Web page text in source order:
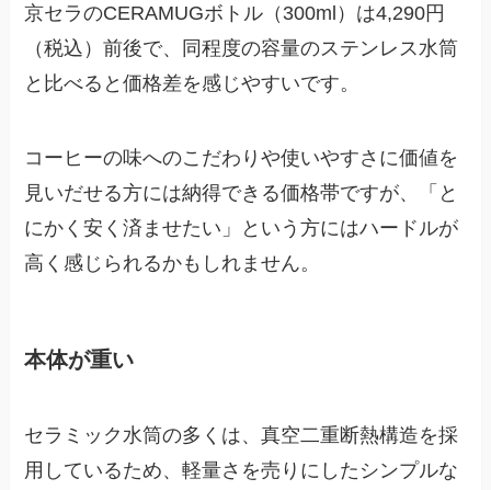
京セラのCERAMUGボトル（300ml）は4,290円
（税込）前後で、同程度の容量のステンレス水筒
と比べると価格差を感じやすいです。
コーヒーの味へのこだわりや使いやすさに価値を
見いだせる方には納得できる価格帯ですが、「と
にかく安く済ませたい」という方にはハードルが
高く感じられるかもしれません。
本体が重い
セラミック水筒の多くは、真空二重断熱構造を採
用しているため、軽量さを売りにしたシンプルな